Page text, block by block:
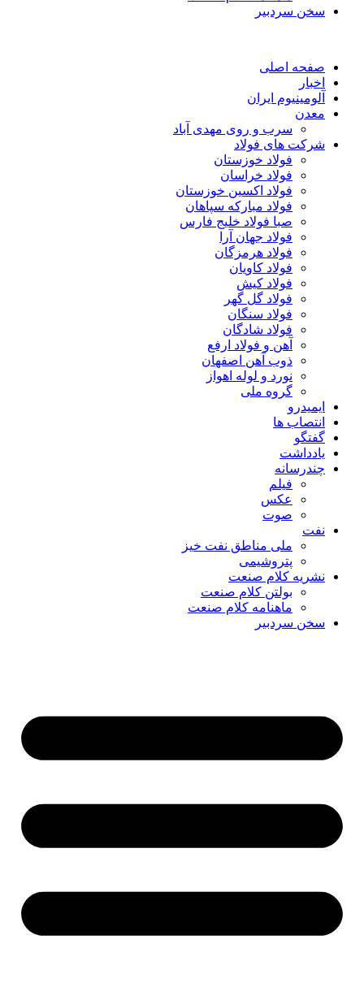
سخن سردبیر
صفحه اصلی
اخبار
آلومینیوم ایران
معدن
سرب و روی مهدی آباد
شرکت های فولاد
فولاد خوزستان
فولاد خراسان
فولاد اکسین خوزستان
فولاد مبارکه سپاهان
صبا فولاد خلیج فارس
فولاد جهان آرا
فولاد هرمزگان
فولاد کاویان
فولاد کیش
فولاد گل گهر
فولاد سنگان
فولاد شادگان
آهن و فولاد ارفع
ذوب آهن اصفهان
نورد و لوله اهواز
گروه ملی
ایمیدرو
انتصاب ها
گفتگو
یادداشت
چندرسانه
فیلم
عکس
صوت
نفت
ملی مناطق نفت خیز
پتروشیمی
نشریه کلام صنعت
بولتن کلام صنعت
ماهنامه کلام صنعت
سخن سردبیر